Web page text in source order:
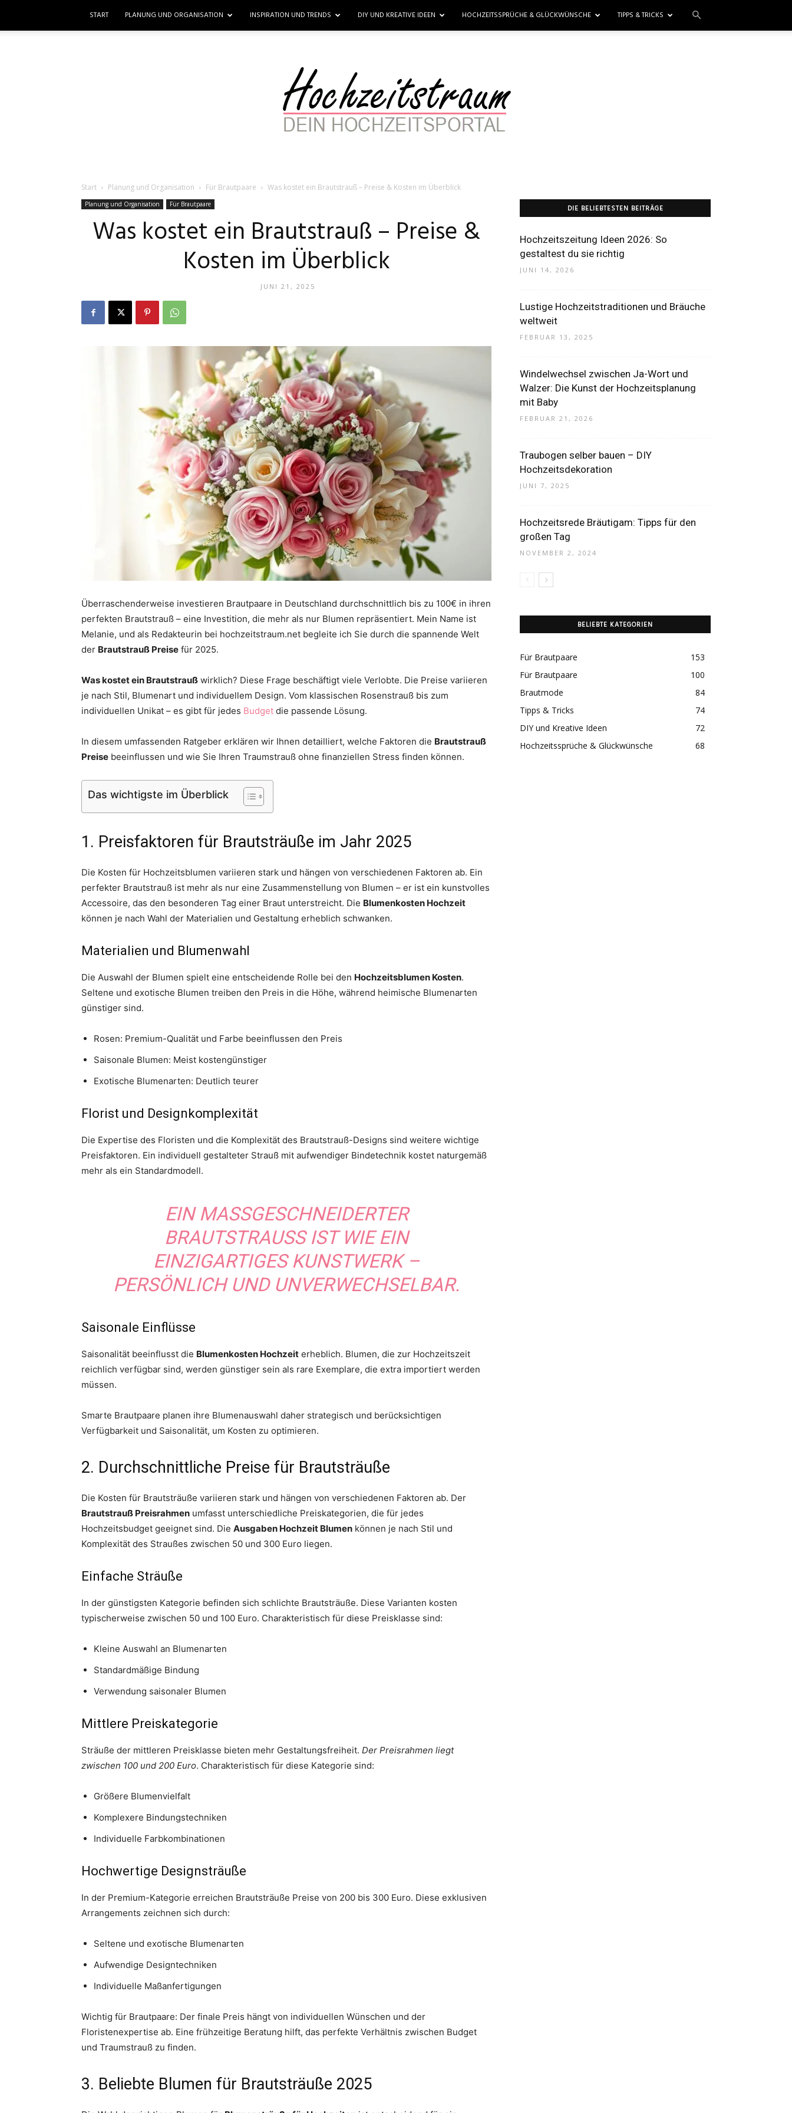
START PLANUNG UND ORGANISATION INSPIRATION UND TRENDS DIY UND KREATIVE IDEEN HOCHZEITSSPRÜCHE & GLÜCKWÜNSCHE TIPPS & TRICKS
Dein
Portal
um
Thema
Start Planung und Organisation Für Brautpaare Was kostet ein Brautstrauß – Preise & Kosten im Überblick
Planung und Organisation Für Brautpaare
Was kostet ein Brautstrauß – Preise &
Kosten im Überblick
JUNI 21, 2025
Überraschenderweise investieren Brautpaare in Deutschland durchschnittlich bis zu 100€ in ihren
perfekten Brautstrauß – eine Investition, die mehr als nur Blumen repräsentiert. Mein Name ist
Melanie, und als Redakteurin bei hochzeitstraum.net begleite ich Sie durch die spannende Welt
der Brautstrauß Preise für 2025.
Was kostet ein Brautstrauß wirklich? Diese Frage beschäftigt viele Verlobte. Die Preise variieren
je nach Stil, Blumenart und individuellem Design. Vom klassischen Rosenstrauß bis zum
individuellen Unikat – es gibt für jedes Budget die passende Lösung.
In diesem umfassenden Ratgeber erklären wir Ihnen detailliert, welche Faktoren die Brautstrauß
Preise beeinflussen und wie Sie Ihren Traumstrauß ohne finanziellen Stress finden können.
Das wichtigste im Überblick
1. Preisfaktoren für Brautsträuße im Jahr 2025
Die Kosten für Hochzeitsblumen variieren stark und hängen von verschiedenen Faktoren ab. Ein
perfekter Brautstrauß ist mehr als nur eine Zusammenstellung von Blumen – er ist ein kunstvolles
Accessoire, das den besonderen Tag einer Braut unterstreicht. Die Blumenkosten Hochzeit
können je nach Wahl der Materialien und Gestaltung erheblich schwanken.
Materialien und Blumenwahl
Die Auswahl der Blumen spielt eine entscheidende Rolle bei den Hochzeitsblumen Kosten.
Seltene und exotische Blumen treiben den Preis in die Höhe, während heimische Blumenarten
günstiger sind.
Rosen: Premium-Qualität und Farbe beeinflussen den Preis
Saisonale Blumen: Meist kostengünstiger
Exotische Blumenarten: Deutlich teurer
Florist und Designkomplexität
Die Expertise des Floristen und die Komplexität des Brautstrauß-Designs sind weitere wichtige
Preisfaktoren. Ein individuell gestalteter Strauß mit aufwendiger Bindetechnik kostet naturgemäß
mehr als ein Standardmodell.
EIN MASSGESCHNEIDERTER B
RAUTSTRAUSS IST WIE EIN EI
NZIGARTIGES KUNSTWERK – PE
RSÖNLICH UND UNVERWECHSELBAR.
Saisonale Einflüsse
Saisonalität beeinflusst die Blumenkosten Hochzeit erheblich. Blumen, die zur Hochzeitszeit
reichlich verfügbar sind, werden günstiger sein als rare Exemplare, die extra importiert werden
müssen.
Smarte Brautpaare planen ihre Blumenauswahl daher strategisch und berücksichtigen
Verfügbarkeit und Saisonalität, um Kosten zu optimieren.
2. Durchschnittliche Preise für Brautsträuße
Die Kosten für Brautsträuße variieren stark und hängen von verschiedenen Faktoren ab. Der
Brautstrauß Preisrahmen umfasst unterschiedliche Preiskategorien, die für jedes
Hochzeitsbudget geeignet sind. Die Ausgaben Hochzeit Blumen können je nach Stil und
Komplexität des Straußes zwischen 50 und 300 Euro liegen.
Einfache Sträuße
In der günstigsten Kategorie befinden sich schlichte Brautsträuße. Diese Varianten kosten
typischerweise zwischen 50 und 100 Euro. Charakteristisch für diese Preisklasse sind:
Kleine Auswahl an Blumenarten
Standardmäßige Bindung
Verwendung saisonaler Blumen
Mittlere Preiskategorie
Sträuße der mittleren Preisklasse bieten mehr Gestaltungsfreiheit. Der Preisrahmen liegt
zwischen 100 und 200 Euro. Charakteristisch für diese Kategorie sind:
Größere Blumenvielfalt
Komplexere Bindungstechniken
Individuelle Farbkombinationen
Hochwertige Designsträuße
In der Premium-Kategorie erreichen Brautsträuße Preise von 200 bis 300 Euro. Diese exklusiven
Arrangements zeichnen sich durch:
Seltene und exotische Blumenarten
Aufwendige Designtechniken
Individuelle Maßanfertigungen
Wichtig für Brautpaare: Der finale Preis hängt von individuellen Wünschen und der
Floristenexpertise ab. Eine frühzeitige Beratung hilft, das perfekte Verhältnis zwischen Budget
und Traumstrauß zu finden.
3. Beliebte Blumen für Brautsträuße 2025
DIE BELIEBTESTEN BEITRÄGE
Hochzeitszeitung Ideen 2026: So
gestaltest du sie richtig
JUNI 14, 2026
Lustige Hochzeitstraditionen und Bräuche
weltweit
FEBRUAR 13, 2025
Windelwechsel zwischen Ja-Wort und
Walzer: Die Kunst der Hochzeitsplanung
mit Baby
FEBRUAR 21, 2026
Traubogen selber bauen – DIY
Hochzeitsdekoration
JUNI 7, 2025
Hochzeitsrede Bräutigam: Tipps für den
großen Tag
NOVEMBER 2, 2024
BELIEBTE KATEGORIEN
Für Brautpaare
153
Für Brautpaare
100
Brautmode
84
Tipps & Tricks
74
DIY und Kreative Ideen
72
Hochzeitssprüche & Glückwünsche
68